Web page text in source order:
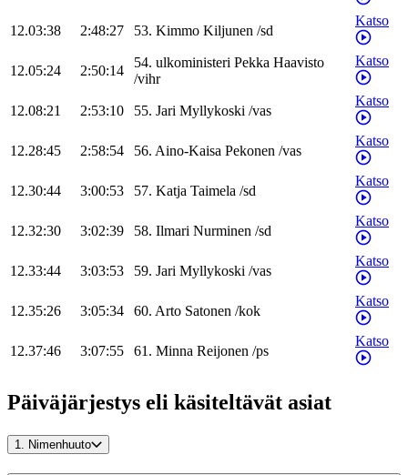
12.03:38 2:48:27 53. Kimmo Kiljunen /sd
Katso
12.05:24 2:50:14
54. ulkoministeri Pekka Haavisto
/vihr
Katso
12.08:21 2:53:10 55. Jari Myllykoski /vas
Katso
12.28:45 2:58:54 56. Aino-Kaisa Pekonen /vas
Katso
12.30:44 3:00:53 57. Katja Taimela /sd
Katso
12.32:30 3:02:39 58. Ilmari Nurminen /sd
Katso
12.33:44 3:03:53 59. Jari Myllykoski /vas
Katso
12.35:26 3:05:34 60. Arto Satonen /kok
Katso
12.37:46 3:07:55 61. Minna Reijonen /ps
Katso
Päiväjärjestys eli käsiteltävät asiat
1. Nimenhuuto